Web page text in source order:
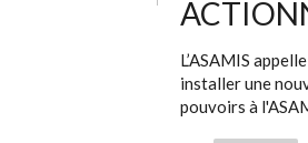
L’ASAMIS
installer une
pouvoirs à